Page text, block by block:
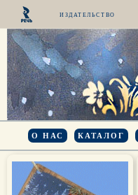
ИЗДАТЕЛЬСТВО
О НАС КАТАЛОГ